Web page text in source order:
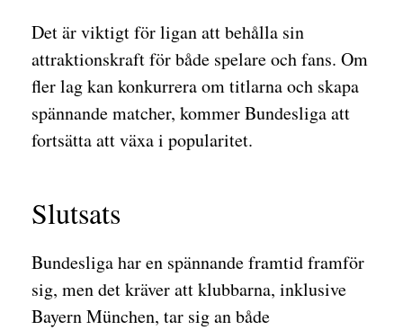
Det är viktigt för ligan att behålla sin
attraktionskraft för både spelare och fans. Om
fler lag kan konkurrera om titlarna och skapa
spännande matcher, kommer Bundesliga att
fortsätta att växa i popularitet.
Slutsats
Bundesliga har en spännande framtid framför
sig, men det kräver att klubbarna, inklusive
Bayern München, tar sig an både